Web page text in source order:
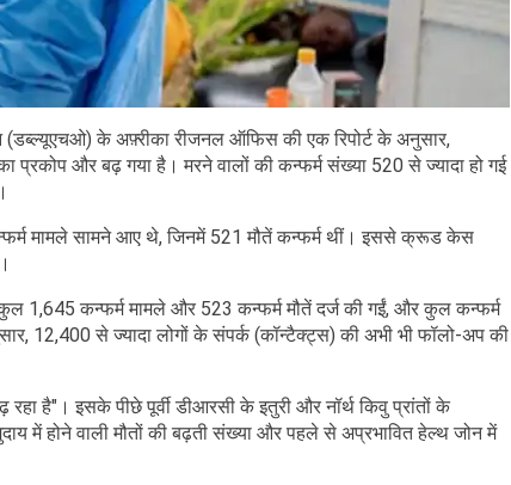
के अफ़्रीका रीजनल ऑफिस की एक रिपोर्ट के अनुसार,
प्रकोप और बढ़ गया है। मरने वालों की कन्फर्म संख्या 520 से ज्यादा हो गई
मामले सामने आए थे, जिनमें 521 मौतें कन्फर्म थीं। इससे क्रूड केस
1,645 कन्फर्म मामले और 523 कन्फर्म मौतें दर्ज की गईं, और कुल कन्फर्म
12,400 से ज्यादा लोगों के संपर्क (कॉन्टैक्ट्स) की अभी भी फॉलो-अप की
रहा है"। इसके पीछे पूर्वी डीआरसी के इतुरी और नॉर्थ किवु प्रांतों के
में होने वाली मौतों की बढ़ती संख्या और पहले से अप्रभावित हेल्थ जोन में